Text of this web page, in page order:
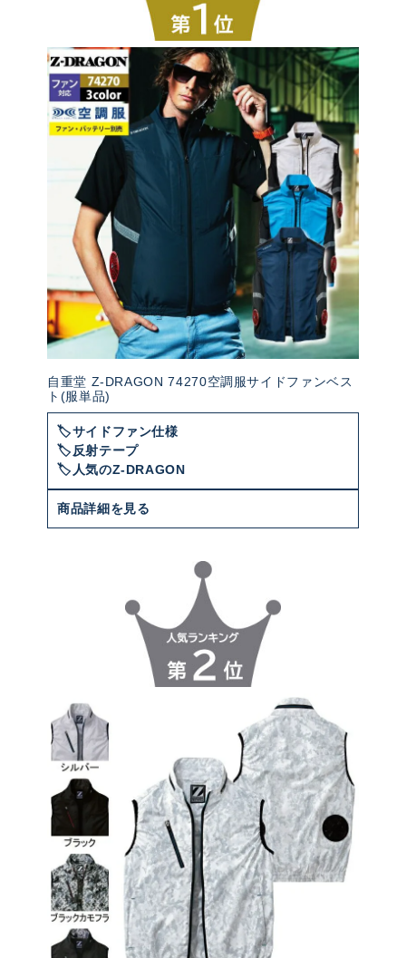
自重堂 Z-DRAGON 74270空調服サイドファンベス
ト(服単品)
🏷️サイドファン仕様
🏷️反射テープ
🏷️人気のZ-DRAGON
商品詳細を見る